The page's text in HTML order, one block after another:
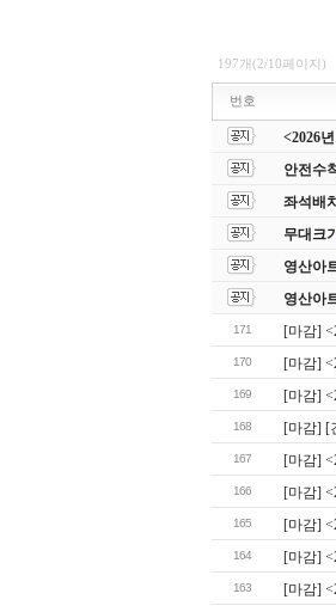
197개(2/10페이지)
번호
<2026
안전수
좌석배
무대크기
영산아
영산아
171 [마감]
170 [마감]
169 [마감]
168 [마감] [
167 [마감]
166 [마감]
165 [마감]
164 [마감]
163 [마감]